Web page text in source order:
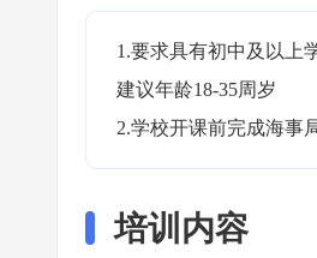
1.要求具有初中及以上
建议年龄18-35周岁
2.学校开课前完成海事
培训内容